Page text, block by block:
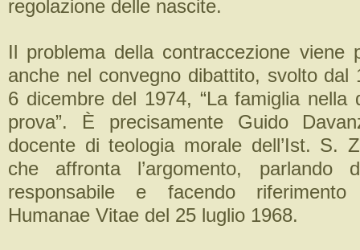
regolazione delle nascite.
Il problema della contraccezione viene
anche nel convegno dibattito, svolto dal
6 dicembre del 1974, “La famiglia nella
prova”. È precisamente Guido
docente di teologia morale dell’Ist. S.
che affronta l’argomento, parlando
responsabile e facendo
Humanae Vitae del 25 luglio 1968.